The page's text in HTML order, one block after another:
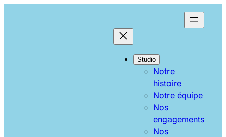
Studio
Notre
histoire
Notre équipe
Nos
engagements
Nos